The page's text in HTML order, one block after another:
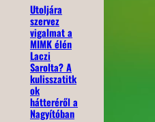
Utoljára
szervez
vigalmat a
MIMK élén
Laczi
Sarolta? A
kulisszatitk
ok
hátteréről a
Nagyítóban